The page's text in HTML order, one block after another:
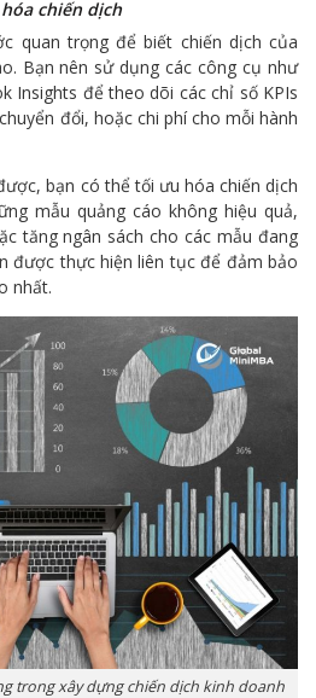
chiến dịch
quan trọng để biết chiến dịch của
Bạn nên sử dụng các công cụ như
Insights để theo dõi các chỉ số KPIs
đổi, hoặc chi phí cho mỗi hành
bạn có thể tối ưu hóa chiến dịch
mẫu quảng cáo không hiệu quả,
tăng ngân sách cho các mẫu đang
được thực hiện liên tục để đảm bảo
nhất.
trong xây dựng chiến dịch kinh doanh